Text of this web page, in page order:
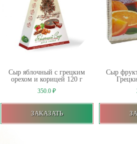
Сыр яблочный с грецким
орехом и корицей 120 г
350.0₽
ЗАКАЗАТЬ
Сыр